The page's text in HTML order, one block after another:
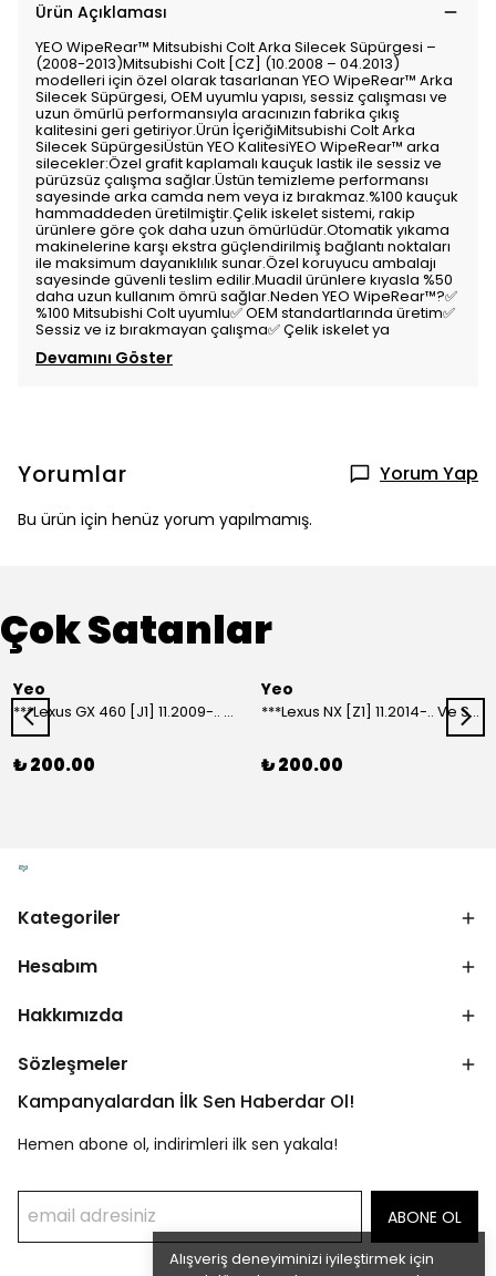
Alışveriş deneyiminizi iyileştirmek için
Ürün Açıklaması
YEO WipeRear™️ Mitsubishi Colt Arka Silecek Süpürgesi –
(2008-2013)Mitsubishi Colt [CZ] (10.2008 – 04.2013)
modelleri için özel olarak tasarlanan YEO WipeRear™️ Arka
Silecek Süpürgesi, OEM uyumlu yapısı, sessiz çalışması ve
uzun ömürlü performansıyla aracınızın fabrika çıkış
kalitesini geri getiriyor.Ürün İçeriğiMitsubishi Colt Arka
Silecek SüpürgesiÜstün YEO KalitesiYEO WipeRear™️ arka
silecekler:Özel grafit kaplamalı kauçuk lastik ile sessiz ve
pürüzsüz çalışma sağlar.Üstün temizleme performansı
sayesinde arka camda nem veya iz bırakmaz.%100 kauçuk
hammaddeden üretilmiştir.Çelik iskelet sistemi, rakip
ürünlere göre çok daha uzun ömürlüdür.Otomatik yıkama
makinelerine karşı ekstra güçlendirilmiş bağlantı noktaları
ile maksimum dayanıklılık sunar.Özel koruyucu ambalajı
sayesinde güvenli teslim edilir.Muadil ürünlere kıyasla %50
daha uzun kullanım ömrü sağlar.Neden YEO WipeRear™️?✅
%100 Mitsubishi Colt uyumlu✅ OEM standartlarında üretim✅
Sessiz ve iz bırakmayan çalışma✅ Çelik iskelet ya
Devamını Göster
Yorumlar Yorum Yap
Bu ürün için henüz yorum yapılmamış.
Çok Satanlar
Yeo
***Lexus GX 460 [J1] 11.2009-.. Ve Sonrası Model Yılları İçin Uyumlu Yeo Arka Silecek
₺ 200.00
Yeo
***Lexus NX [Z1] 11.2014-.. Ve Sonrası Model Yılları İçin Uyumlu Yeo Arka Silecek
₺ 200.00
Kategoriler
Hesabım
Hakkımızda
Sözleşmeler
Kampanyalardan İlk Sen Haberdar Ol!
Hemen abone ol, indirimleri ilk sen yakala!
ABONE OL